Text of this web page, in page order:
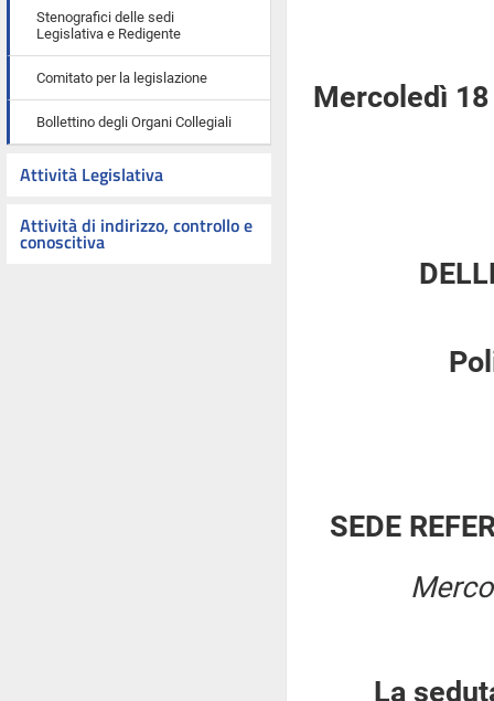
Stenografici delle sedi
Legislativa e Redigente
Comitato per la legislazione
Bollettino degli Organi Collegiali
Attività Legislativa
Attività di indirizzo, controllo e
conoscitiva
Mercoledì
SEDE
La